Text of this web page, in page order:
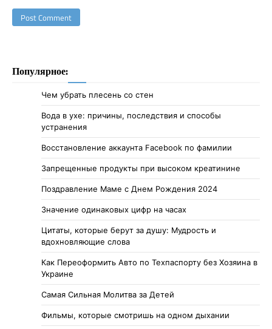
Популярное:
Чем убрать плесень со стен
Вода в ухе: причины, последствия и способы
устранения
Восстановление аккаунта Facebook по фамилии
Запрещенные продукты при высоком креатинине
Поздравление Маме с Днем Рождения 2024
Значение одинаковых цифр на часах
Цитаты, которые берут за душу: Мудрость и
вдохновляющие слова
Как Переоформить Авто по Техпаспорту без Хозяина в
Украине
Самая Сильная Молитва за Детей
Фильмы, которые смотришь на одном дыхании